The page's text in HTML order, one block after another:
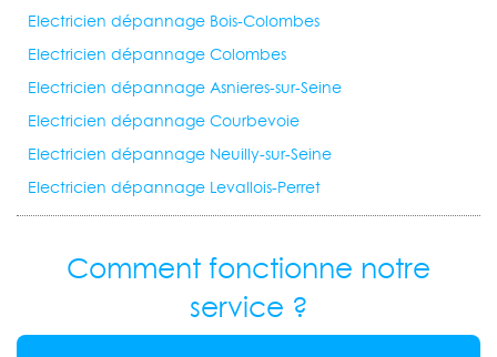
Electricien dépannage Bois-Colombes
Electricien dépannage Colombes
Electricien dépannage Asnieres-sur-Seine
Electricien dépannage Courbevoie
Electricien dépannage Neuilly-sur-Seine
Electricien dépannage Levallois-Perret
Comment fonctionne notre
service ?